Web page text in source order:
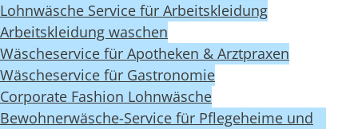
Lohnwäsche Service für Arbeitskleidung
Arbeitskleidung waschen
Wäscheservice für Apotheken & Arztpraxen
Wäscheservice für Gastronomie
Corporate Fashion Lohnwäsche
Bewohnerwäsche-Service für Pflegeheime und